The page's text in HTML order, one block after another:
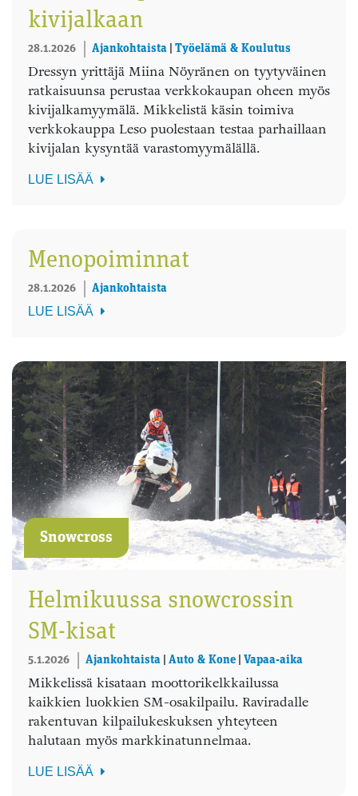
kivijalkaan
28.1.2026 Ajankohtaista Työelämä & Koulutus
Dressyn yrittäjä Miina Nöyränen on tyytyväinen
ratkaisuunsa perustaa verkkokaupan oheen myös
kivijalkamyymälä. Mikkelistä käsin toimiva
verkkokauppa Leso puolestaan testaa parhaillaan
kivijalan kysyntää varastomyymälällä.
LUE LISÄÄ
Menopoiminnat
28.1.2026 Ajankohtaista
LUE LISÄÄ
Snowcross
Helmikuussa snowcrossin
SM-kisat
5.1.2026 Ajankohtaista Auto & Kone Vapaa-aika
Mikkelissä kisataan moottorikelkkailussa
kaikkien luokkien SM-osakilpailu. Raviradalle
rakentuvan kilpailukeskuksen yhteyteen
halutaan myös markkinatunnelmaa.
LUE LISÄÄ